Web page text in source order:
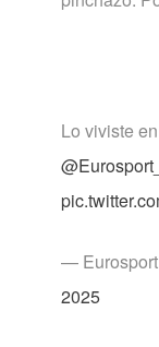
Lo viviste en
—
2025